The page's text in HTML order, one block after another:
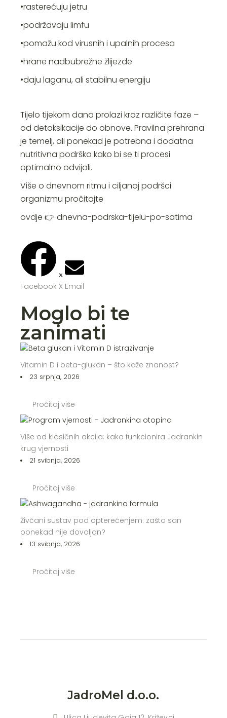
•rasterećuju jetru
•podržavaju limfu
•pomažu kod virusnih i upalnih procesa
•hrane nadbubrežne žlijezde
•daju laganu, ali stabilnu energiju
Tijelo tijekom dana prolazi kroz različite faze –
od detoksikacije do obnove. Pravilna prehrana
je temelj, ali ponekad je potrebna i dodatna
nutritivna podrška kako bi se ti procesi
optimalno odvijali.
Više o dnevnom ritmu i ciljanoj podršci
organizmu pročitajte
ovdje 👉dnevna-podrska-tijelu-po-satima
Facebook X Email
Moglo bi te
zanimati
Vitamin D i beta-glukan – što kaže znanost?
23 srpnja, 2026
Pročitaj više
Više od klasičnih akcija: kako funkcionira Jadrankin
krug vjernosti
21 svibnja, 2026
Pročitaj više
Živčani sustav pod opterećenjem: zašto san
ponekad nije dovoljan?
13 svibnja, 2026
Pročitaj više
JadroMel d.o.o.